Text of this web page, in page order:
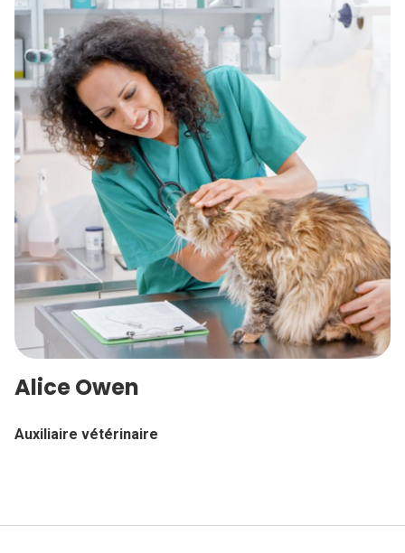
Alice Owen
Auxiliaire vétérinaire